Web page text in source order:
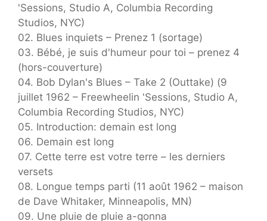
'Sessions, Studio A, Columbia Recording
Studios, NYC)
02. Blues inquiets – Prenez 1 (sortage)
03. Bébé, je suis d'humeur pour toi – prenez 4
(hors-couverture)
04. Bob Dylan's Blues – Take 2 (Outtake) (9
juillet 1962 – Freewheelin 'Sessions, Studio A,
Columbia Recording Studios, NYC)
05. Introduction: demain est long
06. Demain est long
07. Cette terre est votre terre – les derniers
versets
08. Longue temps parti (11 août 1962 – maison
de Dave Whitaker, Minneapolis, MN)
09. Une pluie de pluie a-gonna